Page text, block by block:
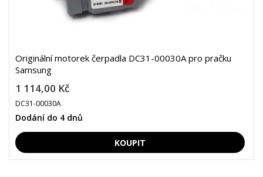
Originální motorek čerpadla DC31-00030A pro pračku
Samsung
1 114,00 Kč
DC31-00030A
Dodání do 4 dnů